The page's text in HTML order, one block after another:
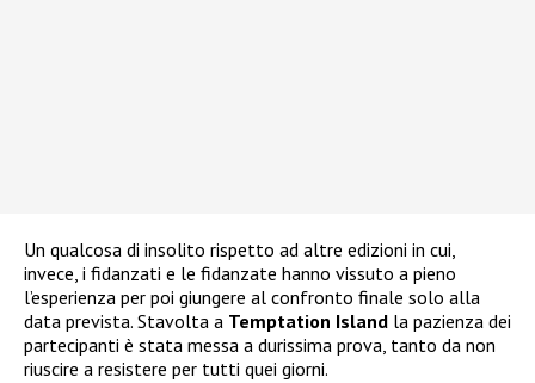
Un qualcosa di insolito rispetto ad altre edizioni in cui,
invece, i fidanzati e le fidanzate hanno vissuto a pieno
l’esperienza per poi giungere al confronto finale solo alla
data prevista. Stavolta a Temptation Island la pazienza dei
partecipanti è stata messa a durissima prova, tanto da non
riuscire a resistere per tutti quei giorni.